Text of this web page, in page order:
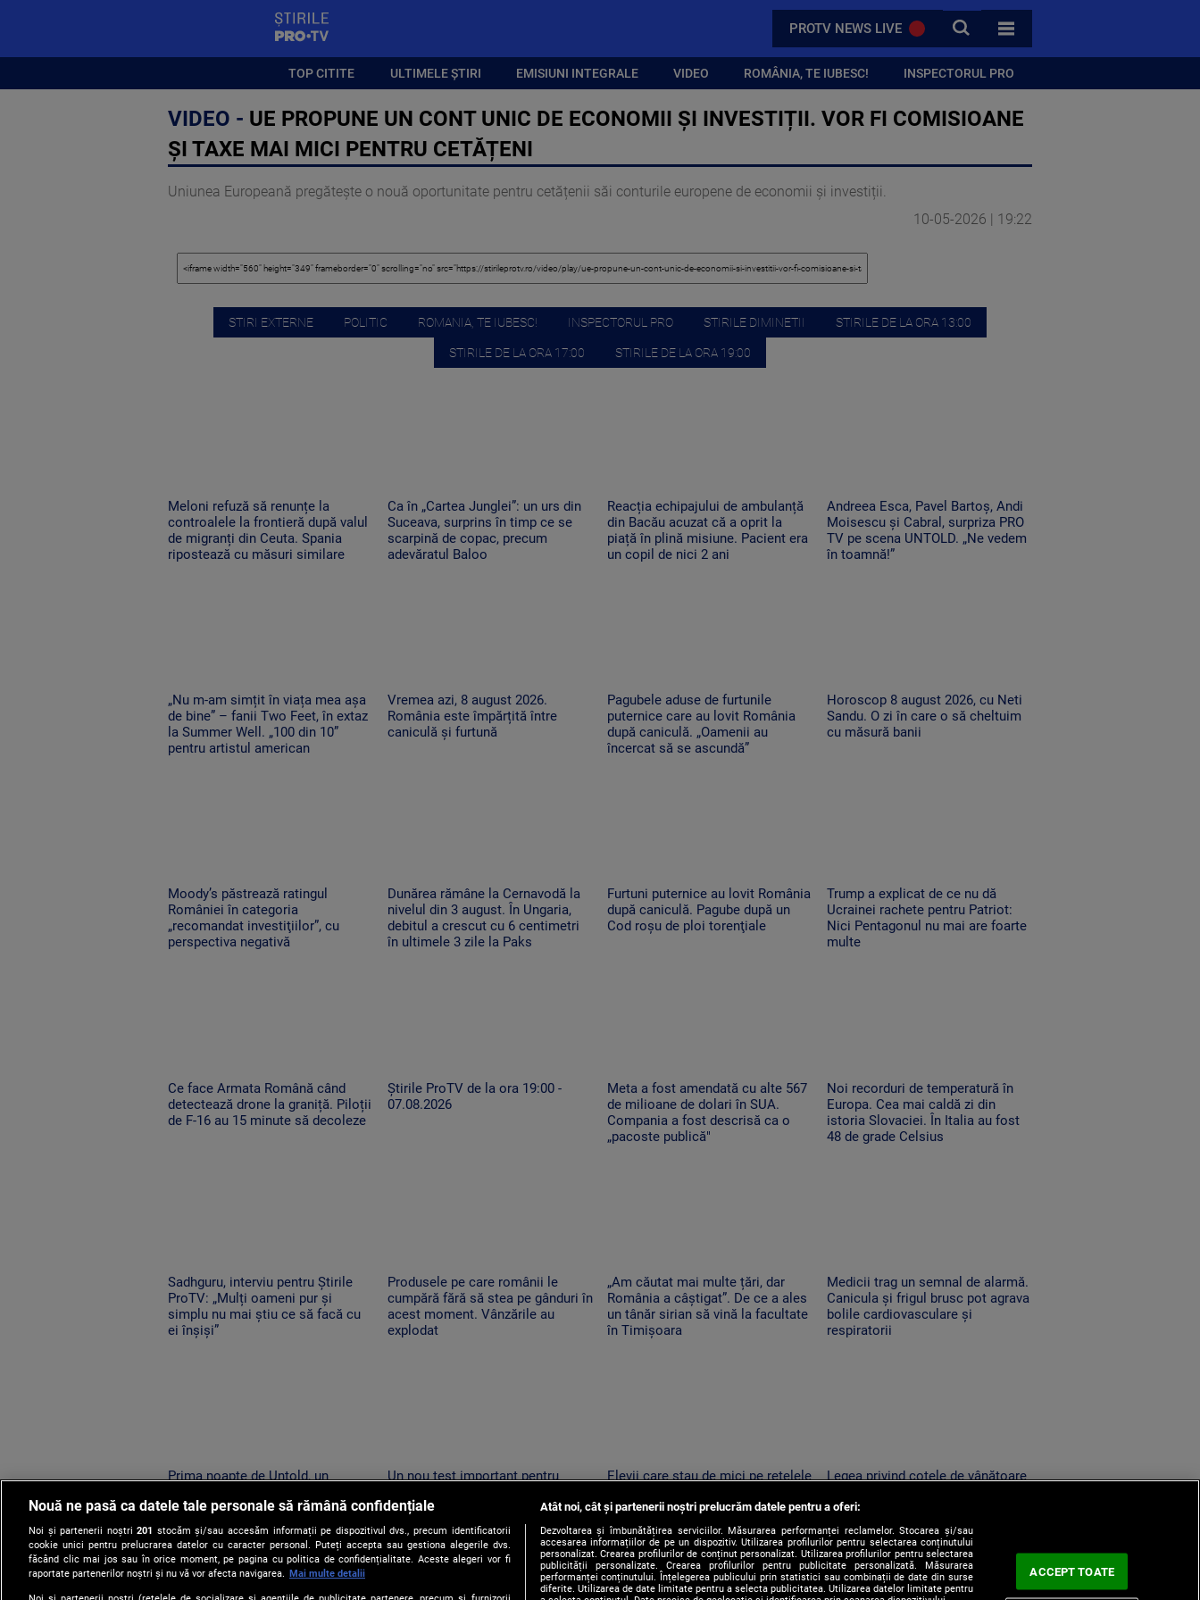
PROTV NEWS LIVE CAUTA
TOATE CATEGORIILE
TOP CITITE ULTIMELE ȘTIRI EMISIUNI INTEGRALE VIDEO ROMÂNIA, TE IUBESC! INSPECTORUL PRO
VIDEO - UE PROPUNE UN CONT UNIC DE ECONOMII ȘI INVESTIȚII. VOR FI COMISIOANE
ȘI TAXE MAI MICI PENTRU CETĂȚENI
Uniunea Europeană pregătește o nouă oportunitate pentru cetățenii săi conturile europene de economii și investiții.
10-05-2026 | 19:22
STIRI EXTERNE POLITIC ROMANIA, TE IUBESC! INSPECTORUL PRO STIRILE DIMINETII STIRILE DE LA ORA 13:00
STIRILE DE LA ORA 17:00 STIRILE DE LA ORA 19:00
Meloni refuză să renunțe la
controalele la frontieră după valul
de migranți din Ceuta. Spania
ripostează cu măsuri similare
Ca în „Cartea Junglei”: un urs din
Suceava, surprins în timp ce se
scarpină de copac, precum
adevăratul Baloo
Reacția echipajului de ambulanță
din Bacău acuzat că a oprit la
piață în plină misiune. Pacient era
un copil de nici 2 ani
Andreea Esca, Pavel Bartoș, Andi
Moisescu și Cabral, surpriza PRO
TV pe scena UNTOLD. „Ne vedem
în toamnă!”
„Nu m-am simțit în viața mea așa
de bine” – fanii Two Feet, în extaz
la Summer Well. „100 din 10”
pentru artistul american
Vremea azi, 8 august 2026.
România este împărțită între
caniculă și furtună
Pagubele aduse de furtunile
puternice care au lovit România
după caniculă. „Oamenii au
încercat să se ascundă”
Horoscop 8 august 2026, cu Neti
Sandu. O zi în care o să cheltuim
cu măsură banii
Moody’s păstrează ratingul
României în categoria
„recomandat investiţiilor”, cu
perspectiva negativă
Dunărea rămâne la Cernavodă la
nivelul din 3 august. În Ungaria,
debitul a crescut cu 6 centimetri
în ultimele 3 zile la Paks
Furtuni puternice au lovit România
după caniculă. Pagube după un
Cod roşu de ploi torenţiale
Trump a explicat de ce nu dă
Ucrainei rachete pentru Patriot:
Nici Pentagonul nu mai are foarte
multe
Ce face Armata Română când
detectează drone la graniță. Piloții
de F-16 au 15 minute să decoleze
Știrile ProTV de la ora 19:00 -
07.08.2026
Meta a fost amendată cu alte 567
de milioane de dolari în SUA.
Compania a fost descrisă ca o
„pacoste publică"
Noi recorduri de temperatură în
Europa. Cea mai caldă zi din
istoria Slovaciei. În Italia au fost
48 de grade Celsius
Sadhguru, interviu pentru Știrile
ProTV: „Mulți oameni pur și
simplu nu mai știu ce să facă cu
ei înșiși”
Produsele pe care românii le
cumpără fără să stea pe gânduri în
acest moment. Vânzările au
explodat
„Am căutat mai multe țări, dar
România a câștigat”. De ce a ales
un tânăr sirian să vină la facultate
în Timișoara
Medicii trag un semnal de alarmă.
Canicula și frigul brusc pot agrava
bolile cardiovasculare și
respiratorii
Prima noapte de Untold, un
participanți și un show memorabil
susținut de Sting
Un nou test important pentru
ne retrogradează la „junk”. Ce ar
însemna acest lucru
Elevii care stau de mici pe rețelele
mai proaste la școală. Ce arată un
studiu
Legea privind cotele de vânătoare
Modificările solicitate de Nicușor
Dan
Nouă ne pasă ca datele tale personale să rămână confidențiale
Noi și partenerii noștri201 stocăm și/sau accesăm informații pe dispozitivul dvs., precum identificatorii
cookie unici pentru prelucrarea datelor cu caracter personal. Puteți accepta sau gestiona alegerile dvs.
făcând clic mai jos sau în orice moment, pe pagina cu politica de confidențialitate. Aceste alegeri vor fi
raportate partenerilor noștri și nu vă vor afecta navigarea.
Mai multe detalii
Atât noi, cât și partenerii noștri prelucrăm datele pentru a oferi:
Dezvoltarea și îmbunătățirea serviciilor. Măsurarea performanței reclamelor. Stocarea și/sau
accesarea informațiilor de pe un dispozitiv. Utilizarea profilurilor pentru selectarea conținutului
personalizat. Crearea profilurilor de conținut personalizat. Utilizarea profilurilor pentru selectarea
publicității personalizate. Crearea profilurilor pentru publicitate personalizată. Măsurarea
performanței conținutului. Înțelegerea publicului prin statistici sau combinații de date din surse
diferite. Utilizarea de date limitate pentru a selecta publicitatea. Utilizarea datelor limitate pentru
ACCEPT TOATE